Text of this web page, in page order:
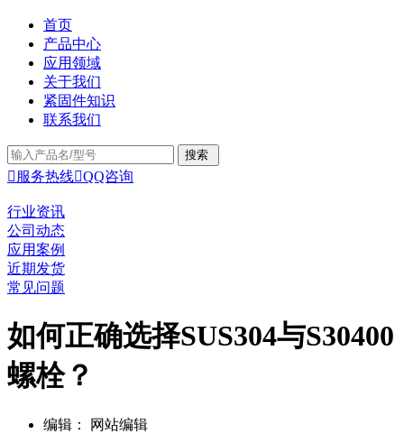
首页
产品中心
应用领域
关于我们
紧固件知识
联系我们
 服务热线QQ咨询
行业资讯
公司动态
应用案例
近期发货
常见问题
如何正确选择SUS304与S30400
螺栓？
编辑： 网站编辑